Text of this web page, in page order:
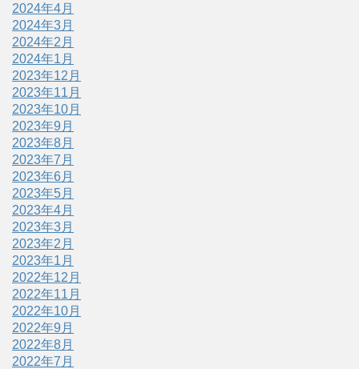
2024年4月
2024年3月
2024年2月
2024年1月
2023年12月
2023年11月
2023年10月
2023年9月
2023年8月
2023年7月
2023年6月
2023年5月
2023年4月
2023年3月
2023年2月
2023年1月
2022年12月
2022年11月
2022年10月
2022年9月
2022年8月
2022年7月